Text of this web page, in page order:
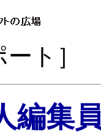
ート］
編集